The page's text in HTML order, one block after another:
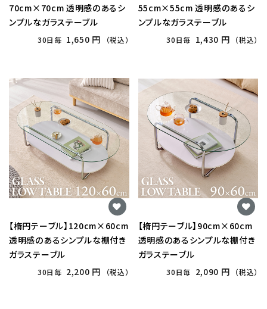
70cm×70cm 透明感のあるシ
ンプルなガラステーブル
30日毎 1,650 円 （税込）
55cm×55cm 透明感のあるシ
ンプルなガラステーブル
30日毎 1,430 円 （税込）
【楕円テーブル】120cm×60cm
透明感のあるシンプルな棚付き
ガラステーブル
30日毎 2,200 円 （税込）
【楕円テーブル】90cm×60cm
透明感のあるシンプルな棚付き
ガラステーブル
30日毎 2,090 円 （税込）